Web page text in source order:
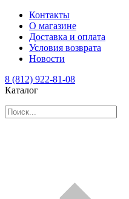
Контакты
О магазине
Доставка и оплата
Условия возврата
Новости
8 (812) 922-81-08
Каталог